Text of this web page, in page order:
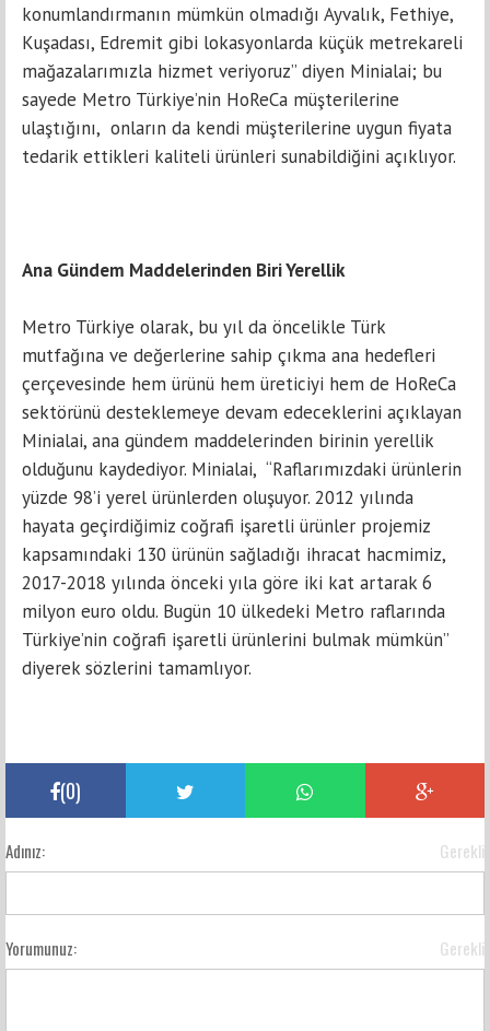
konumlandırmanın mümkün olmadığı Ayvalık, Fethiye,
Kuşadası, Edremit gibi lokasyonlarda küçük metrekareli
mağazalarımızla hizmet veriyoruz” diyen Minialai; bu
sayede Metro Türkiye’nin HoReCa müşterilerine
ulaştığını, onların da kendi müşterilerine uygun fiyata
tedarik ettikleri kaliteli ürünleri sunabildiğini açıklıyor.
Ana Gündem Maddelerinden Biri Yerellik
Metro Türkiye olarak, bu yıl da öncelikle Türk
mutfağına ve değerlerine sahip çıkma ana hedefleri
çerçevesinde hem ürünü hem üreticiyi hem de HoReCa
sektörünü desteklemeye devam edeceklerini açıklayan
Minialai, ana gündem maddelerinden birinin yerellik
olduğunu kaydediyor. Minialai, “Raflarımızdaki ürünlerin
yüzde 98’i yerel ürünlerden oluşuyor. 2012 yılında
hayata geçirdiğimiz coğrafi işaretli ürünler projemiz
kapsamındaki 130 ürünün sağladığı ihracat hacmimiz,
2017-2018 yılında önceki yıla göre iki kat artarak 6
milyon euro oldu. Bugün 10 ülkedeki Metro raflarında
Türkiye’nin coğrafi işaretli ürünlerini bulmak mümkün”
diyerek sözlerini tamamlıyor.
(0)
Adınız: Gerekli
Yorumunuz: Gerekli